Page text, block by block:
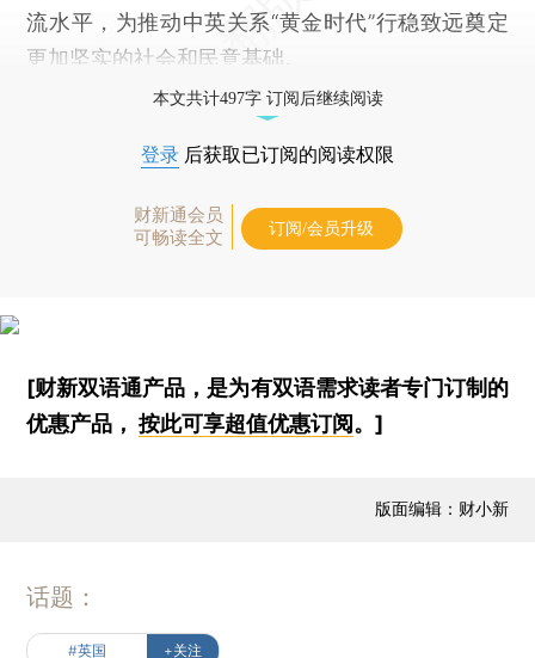
流水平，为推动中英关系“黄金时代”行稳致远奠定
更加坚实的社会和民意基础。
本文共计497字 订阅后继续阅读
登录 后获取已订阅的阅读权限
财新通会员
可畅读全文
订阅/会员升级
[财新双语通产品，是为有双语需求读者专门订制的
优惠产品，按此可享超值优惠订阅。]
版面编辑：财小新
话题：
#英国 +关注